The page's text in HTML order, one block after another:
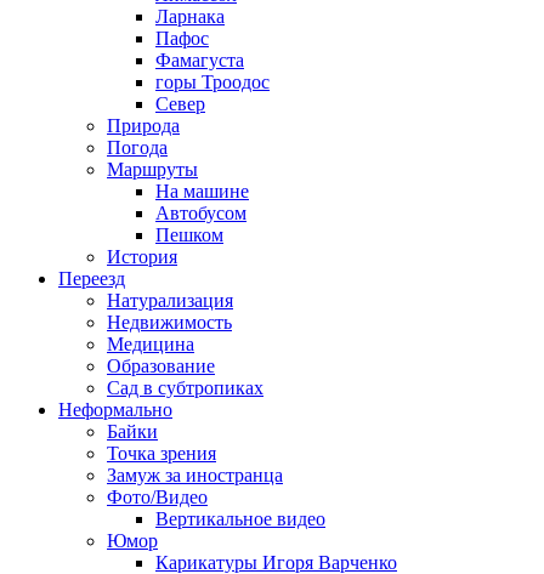
Ларнака
Пафос
Фамагуста
горы Троодос
Север
Природа
Погода
Маршруты
На машине
Автобусом
Пешком
История
Переезд
Натурализация
Недвижимость
Медицина
Образование
Сад в субтропиках
Неформально
Байки
Точка зрения
Замуж за иностранца
Фото/Видео
Вертикальное видео
Юмор
Карикатуры Игоря Варченко